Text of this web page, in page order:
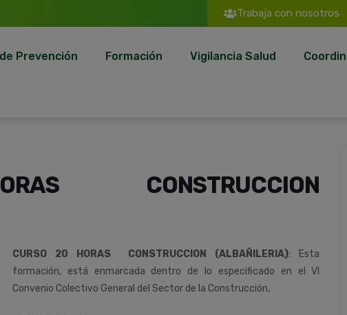
Trabaja con nosotros
Prevención Formación Vigilancia Salud
CONSTRUCCION
CURSO 20 HORAS CONSTRUCCION (ALBAÑILERIA): Esta
formación, está enmarcada dentro de lo especificado en elVI
Convenio Colectivo General del Sector de la Construcción,